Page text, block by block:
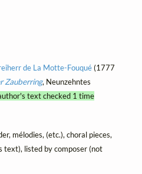
de La Motte-Fouqué(1777
Zauberring, Neunzehntes
text checked 1 time
mélodies, (etc.), choral pieces,
text), listed by composer (not